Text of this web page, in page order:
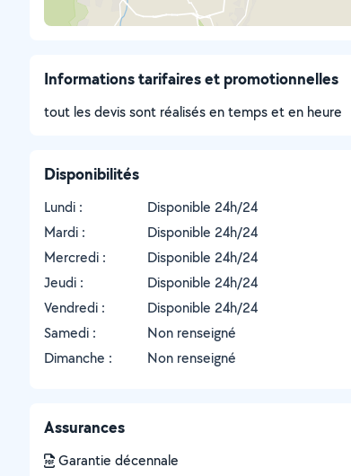
Informations tarifaires et promotionnelles
tout les devis sont réalisés en temps et en heure
Disponibilités
Lundi :
Disponible 24h/24
Mardi :
Disponible 24h/24
Mercredi :
Disponible 24h/24
Jeudi :
Disponible 24h/24
Vendredi :
Disponible 24h/24
Samedi :
Non renseigné
Dimanche :
Non renseigné
Assurances
Garantie décennale